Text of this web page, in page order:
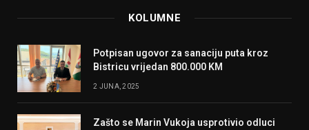
KOLUMNE
Potpisan ugovor za sanaciju puta kroz
Bistricu vrijedan 800.000 KM
2 JUNA, 2025
Zašto se Marin Vukoja usprotivio odluci